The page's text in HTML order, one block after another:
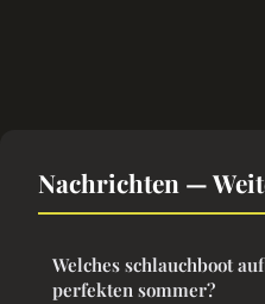
Nachrichten —
Welches schlauchboot
perfekten sommer?